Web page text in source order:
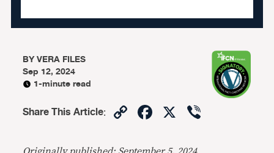
BYVERA FILES
Sep 12, 2024
1-minute read
Share This Article: CopyFacebook
X